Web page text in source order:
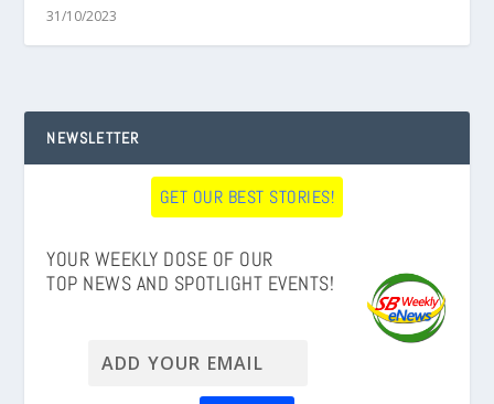
31/10/2023
NEWSLETTER
GET OUR BEST STORIES!
YOUR WEEKLY DOSE OF OUR
TOP NEWS AND SPOTLIGHT EVENTS!